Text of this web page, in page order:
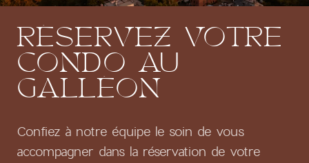
RÉSERVEZ
VOTRE
CONDO
AU
GALLÉON
Confiez à notre équipe le soin de vous
accompagner dans la réservation de votre